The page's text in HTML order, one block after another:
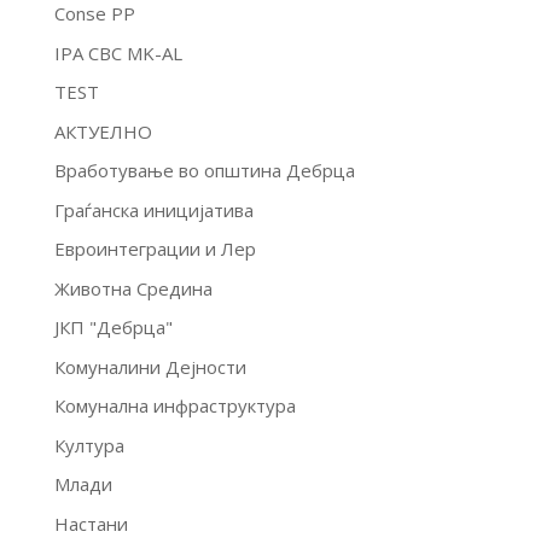
Conse PP
IPA CBC MK-AL
TEST
АКТУЕЛНО
Вработување во општина Дебрца
Граѓанска иницијатива
Евроинтеграции и Лер
Животна Средина
ЈКП "Дебрца"
Комуналини Дејности
Комунална инфраструктура
Култура
Млади
Настани